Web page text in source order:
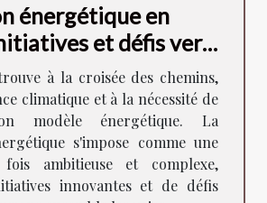
énergétique en
et défis vers
durable
à la croisée des chemins,
climatique et à la nécessité de
modèle énergétique. La
s'impose comme une
ambitieuse et complexe,
innovantes et de défis